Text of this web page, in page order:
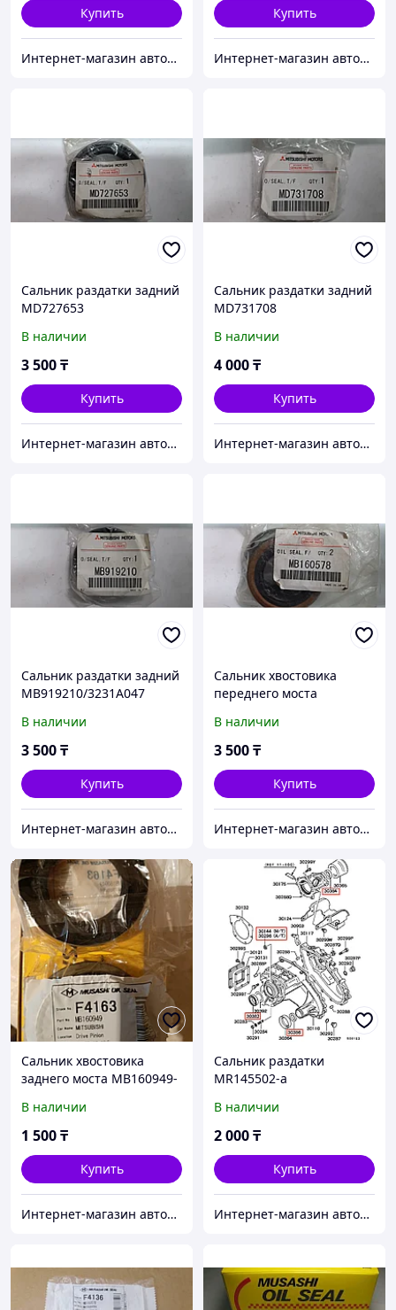
Купить
Интернет-магазин автозапчастей Parts-shop.kz
Купить
Интернет-магазин автозапчастей Parts-shop.kz
Сальник раздатки задний
MD727653
В наличии
3 500₸
Купить
Интернет-магазин автозапчастей Parts-shop.kz
Сальник раздатки задний
MD731708
В наличии
4 000₸
Купить
Интернет-магазин автозапчастей Parts-shop.kz
Сальник раздатки задний
MB919210/3231A047
В наличии
3 500₸
Купить
Интернет-магазин автозапчастей Parts-shop.kz
Сальник хвостовика
переднего моста
В наличии
3 500₸
Купить
Интернет-магазин автозапчастей Parts-shop.kz
Сальник хвостовика
заднего моста MB160949-
В наличии
1 500₸
Купить
Интернет-магазин автозапчастей Parts-shop.kz
Сальник раздатки
MR145502-a
В наличии
2 000₸
Купить
Интернет-магазин автозапчастей Parts-shop.kz